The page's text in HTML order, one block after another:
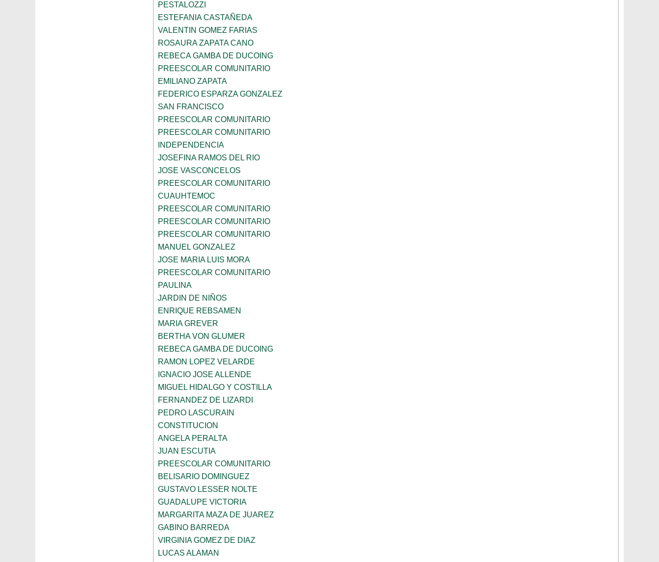
PESTALOZZI
ESTEFANIA CASTAÑEDA
VALENTIN GOMEZ FARIAS
ROSAURA ZAPATA CANO
REBECA GAMBA DE DUCOING
PREESCOLAR COMUNITARIO
EMILIANO ZAPATA
FEDERICO ESPARZA GONZALEZ
SAN FRANCISCO
PREESCOLAR COMUNITARIO
PREESCOLAR COMUNITARIO
INDEPENDENCIA
JOSEFINA RAMOS DEL RIO
JOSE VASCONCELOS
PREESCOLAR COMUNITARIO
CUAUHTEMOC
PREESCOLAR COMUNITARIO
PREESCOLAR COMUNITARIO
PREESCOLAR COMUNITARIO
MANUEL GONZALEZ
JOSE MARIA LUIS MORA
PREESCOLAR COMUNITARIO
PAULINA
JARDIN DE NIÑOS
ENRIQUE REBSAMEN
MARIA GREVER
BERTHA VON GLUMER
REBECA GAMBA DE DUCOING
RAMON LOPEZ VELARDE
IGNACIO JOSE ALLENDE
MIGUEL HIDALGO Y COSTILLA
FERNANDEZ DE LIZARDI
PEDRO LASCURAIN
CONSTITUCION
ANGELA PERALTA
JUAN ESCUTIA
PREESCOLAR COMUNITARIO
BELISARIO DOMINGUEZ
GUSTAVO LESSER NOLTE
GUADALUPE VICTORIA
MARGARITA MAZA DE JUAREZ
GABINO BARREDA
VIRGINIA GOMEZ DE DIAZ
LUCAS ALAMAN